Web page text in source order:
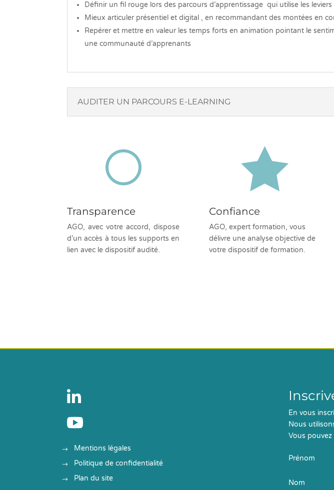
Définir un fil rouge lors des parcours d’apprentissage qui utilise les
Mieux articuler présentiel et digital , en recommandant des montées en
Repérer et mettre en valeur les temps forts en animation pointant le
une communauté d’apprenants
AUDITER UN PARCOURS E-LEARNING
[
Transparence
AGO, avec votre accord, dispose
d’un accès à tous les supports en
lien avec le dispositif audité.

Confiance
AGO, expert formation, vous
délivre une analyse objective de
votre dispositif de formation.


Mentions légales
Politique de confidentialité
Plan du site
En vous
Nous
Vous
Prénom
Nom